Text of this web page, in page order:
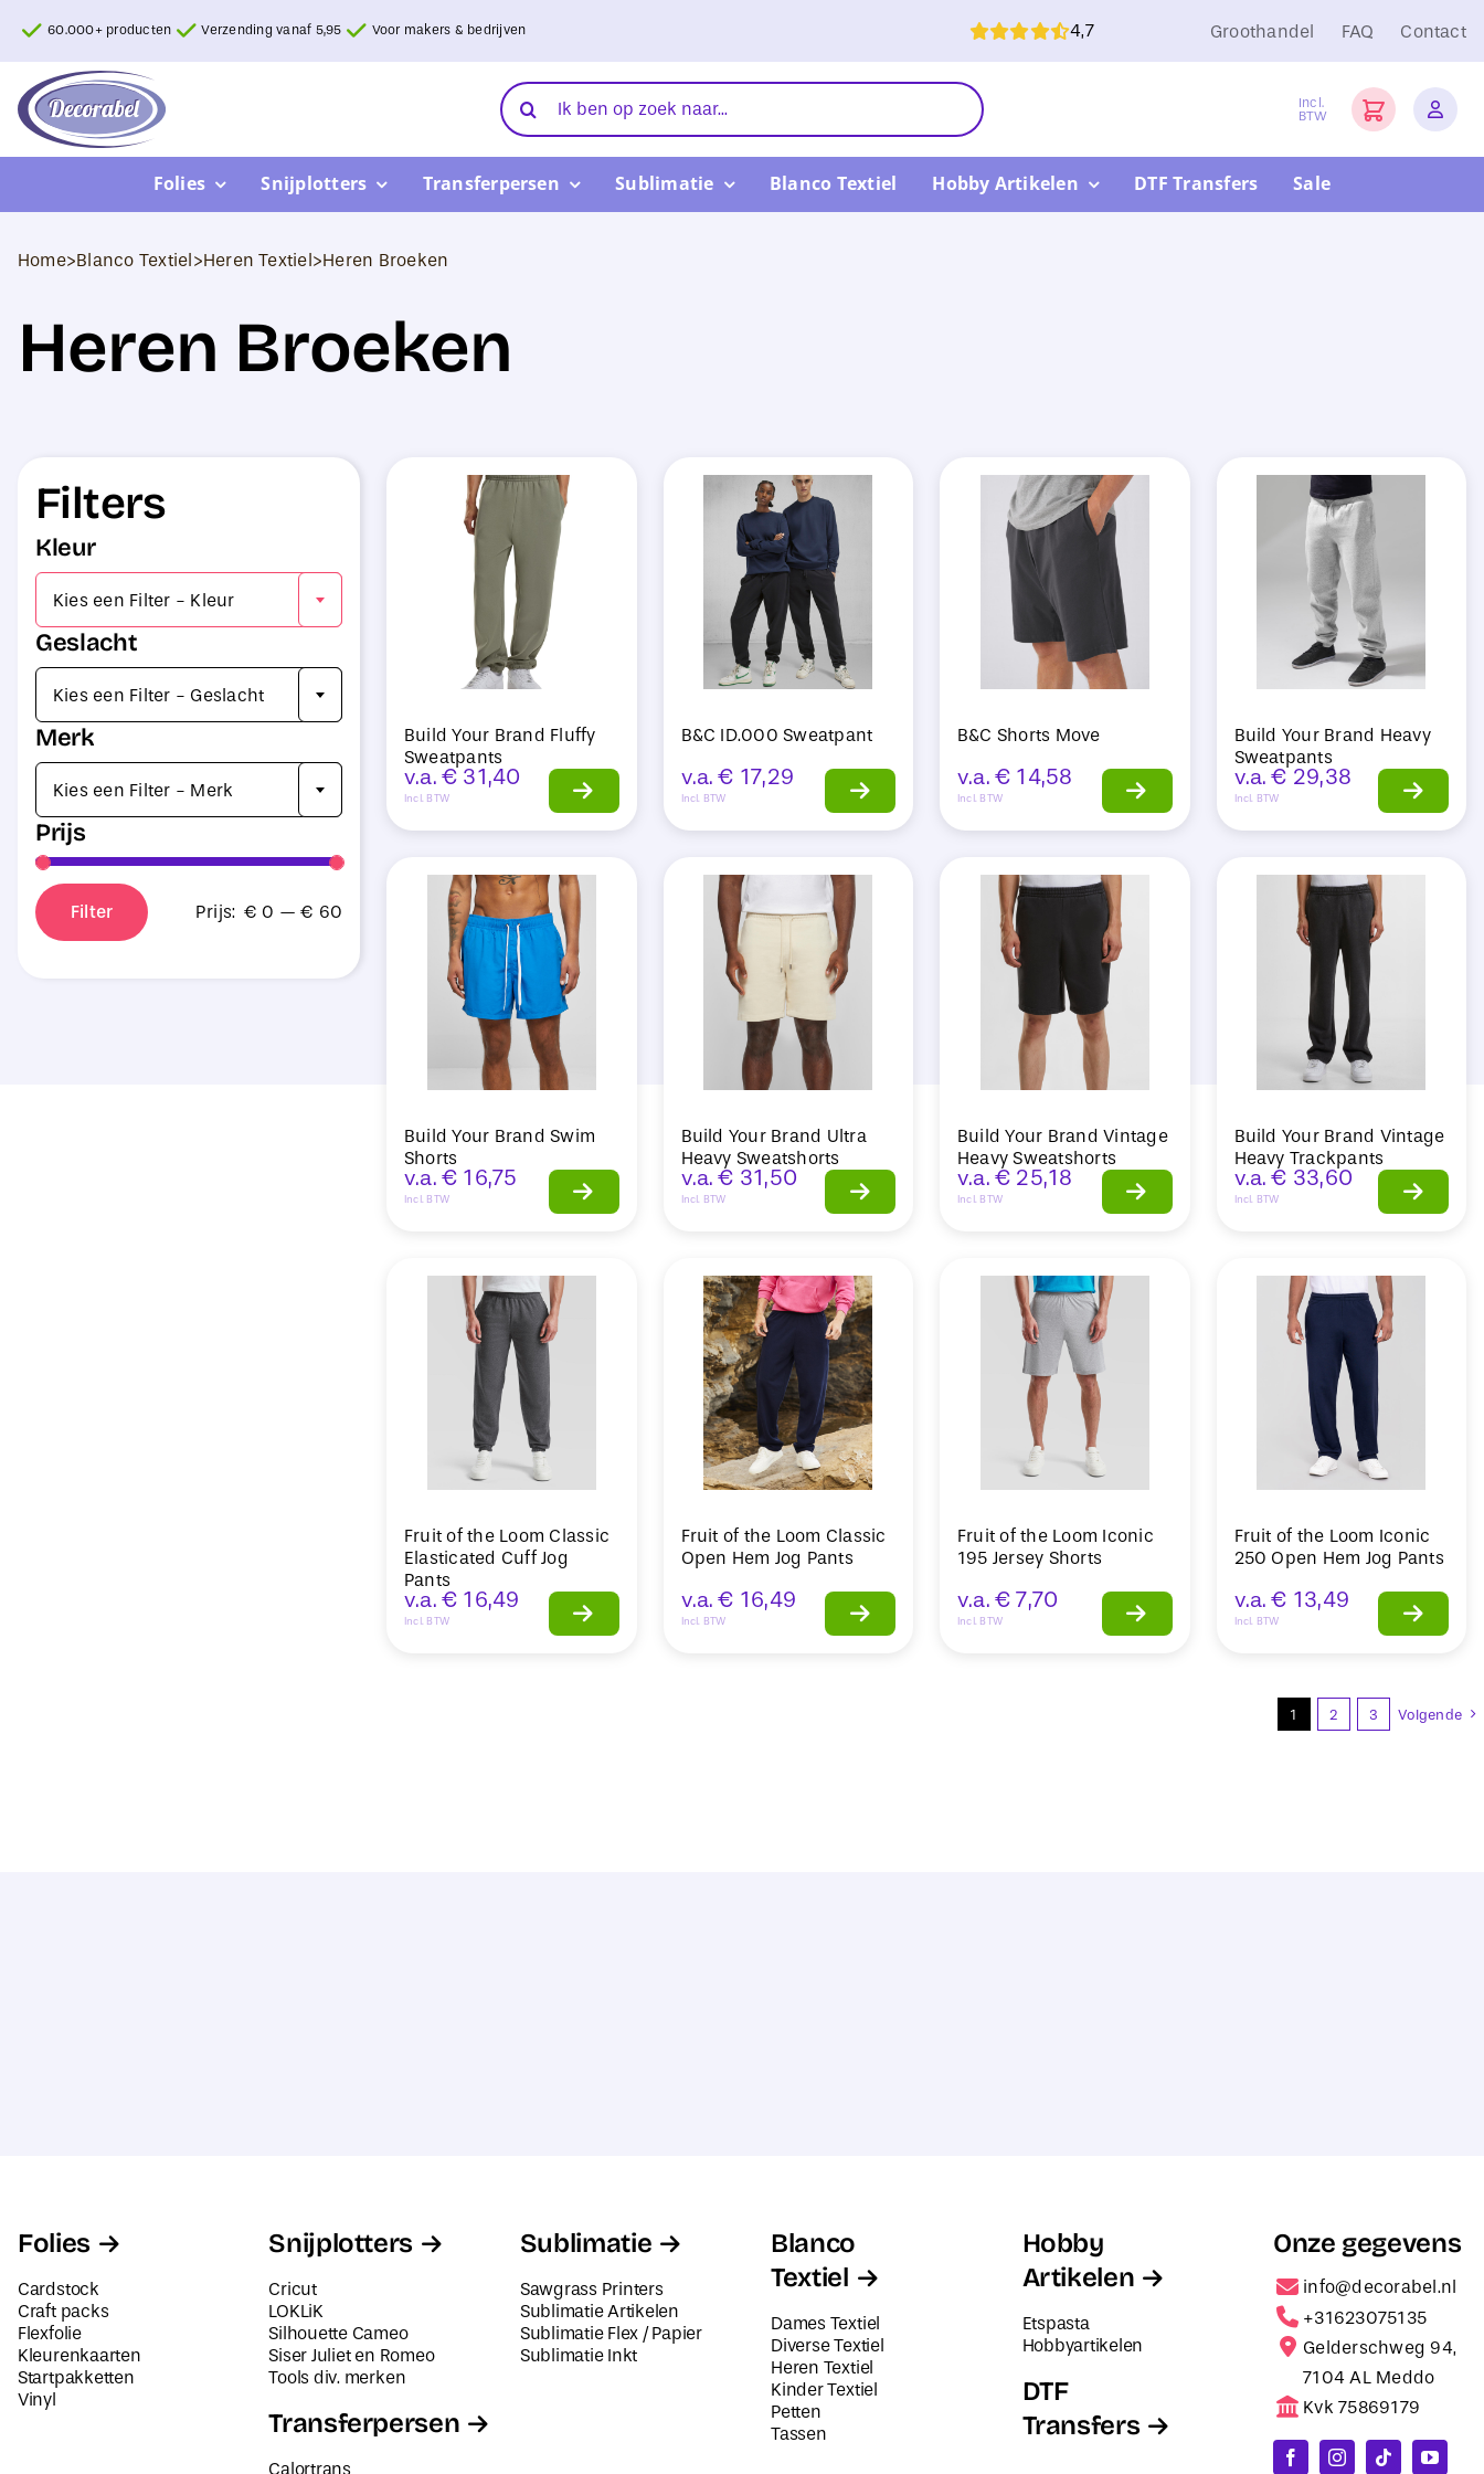
inhoud
60.000+ producten Verzending vanaf 5,95 Voor makers & bedrijven 4,7 Groothandel FAQ Contact
Zoeken
naar:
Incl.
BTW
Folies Snijplotters Transferpersen Sublimatie Blanco Textiel Hobby Artikelen DTF Transfers Sale
Home>Blanco Textiel>Heren Textiel>Heren Broeken
Heren Broeken
Filters
Kleur

Kies een Filter - Kleur
Geslacht

Kies een Filter - Geslacht
Merk

Kies een Filter - Merk
Prijs
Min.
Max.
Filter Prijs: € 0 —€ 60
Build Your Brand Fluffy
Sweatpants
v.a. € 31,40
Incl. BTW
B&C ID.000 Sweatpant
v.a. € 17,29
Incl. BTW
B&C Shorts Move
v.a. € 14,58
Incl. BTW
Build Your Brand Heavy
Sweatpants
v.a. € 29,38
Incl. BTW
Build Your Brand Swim
Shorts
v.a. € 16,75
Incl. BTW
Build Your Brand Ultra
Heavy Sweatshorts
v.a. € 31,50
Incl. BTW
Build Your Brand Vintage
Heavy Sweatshorts
v.a. € 25,18
Incl. BTW
Build Your Brand Vintage
Heavy Trackpants
v.a. € 33,60
Incl. BTW
Fruit of the Loom Classic
Elasticated Cuff Jog
Pants
v.a. € 16,49
Incl. BTW
Fruit of the Loom Classic
Open Hem Jog Pants
v.a. € 16,49
Incl. BTW
Fruit of the Loom Iconic
195 Jersey Shorts
v.a. € 7,70
Incl. BTW
Fruit of the Loom Iconic
250 Open Hem Jog Pants
v.a. € 13,49
Incl. BTW
1 2 3 Volgende
Folies
Cardstock
Craft packs
Flexfolie
Kleurenkaarten
Startpakketten
Vinyl
Snijplotters
Cricut
LOKLiK
Silhouette Cameo
Siser Juliet en Romeo
Tools div. merken
Transferpersen
Calortrans
Sublimatie
Sawgrass Printers
Sublimatie Artikelen
Sublimatie Flex / Papier
Sublimatie Inkt
Blanco
Textiel
Dames Textiel
Diverse Textiel
Heren Textiel
Kinder Textiel
Petten
Tassen
Hobby
Artikelen
Etspasta
Hobbyartikelen
DTF
Transfers
Onze gegevens
info@decorabel.nl
+31623075135
Gelderschweg 94,
7104 AL Meddo
Kvk 75869179